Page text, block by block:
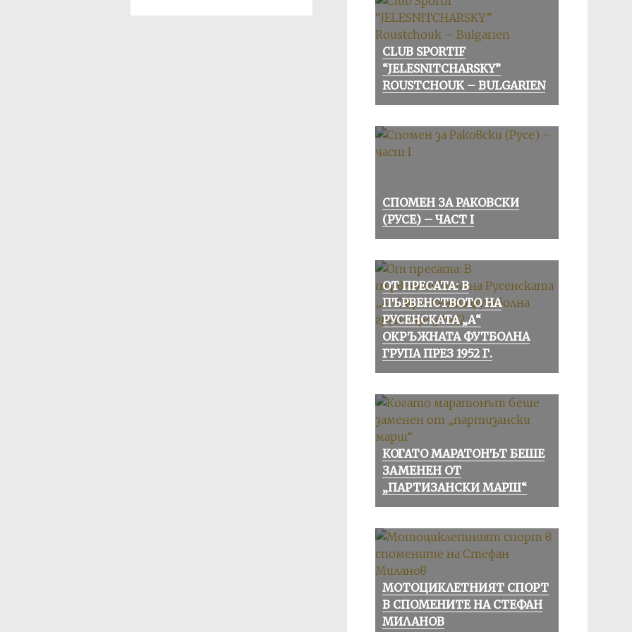
CLUB SPORTIF
“JELESNITCHARSKY”
ROUSTCHOUK – BULGARIEN
СПОМЕН ЗА РАКОВСКИ
(РУСЕ) – ЧАСТ I
ОТ ПРЕСАТА: В
ПЪРВЕНСТВОТО НА
РУСЕНСКАТА „А“
ОКРЪЖНАТА ФУТБОЛНА
ГРУПА ПРЕЗ 1952 Г.
КОГАТО МАРАТОНЪТ БЕШЕ
ЗАМЕНЕН ОТ
„ПАРТИЗАНСКИ МАРШ“
МОТОЦИКЛЕТНИЯТ СПОРТ
В СПОМЕНИТЕ НА СТЕФАН
МИЛАНОВ